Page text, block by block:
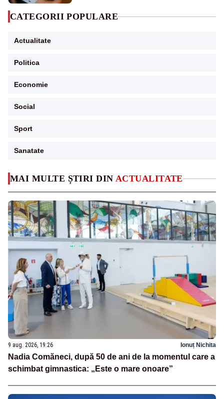
MAI MULTE ȘTIRI DIN ACTUALITATE
9 aug. 2026, 19:26 Ionuț Nichita
Nadia Comăneci, după 50 de ani de la momentul care a
schimbat gimnastica: „Este o mare onoare”
CATEGORII POPULARE
Actualitate
Politica
Economie
Social
Sport
Sanatate